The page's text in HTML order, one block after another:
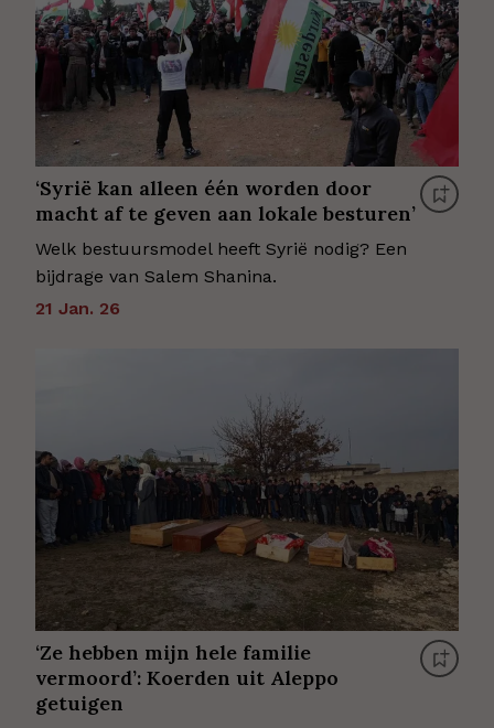
‘Syrië kan alleen één worden door
macht af te geven aan lokale besturen’
Welk bestuursmodel heeft Syrië nodig? Een
bijdrage van Salem Shanina.
21 Jan. 26
‘Ze hebben mijn hele familie
vermoord’: Koerden uit Aleppo
getuigen